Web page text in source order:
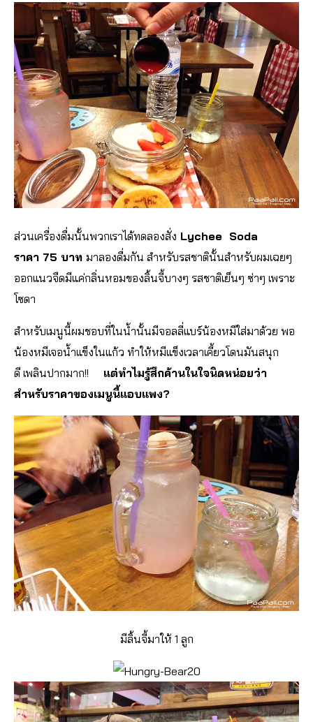
ส่วนเครื่องดื่มนั้นพวกเราได้ทดลองสั่ง Lychee Soda
ราคา 75 บาท มาลองดื่มกัน สำหรับรสชาตินั้นสำหรับผมเฉยๆ
ออกแนวจืดมีแค่กลิ่นหอมของลิ้นจี้บางๆ รสชาติเย็นๆ ซ่าๆ เพราะ
โซดา
สำหรับเมนูนี้ผมชอบที่ในน้ำนั้นมีจอลลี่แบร์น้องหมีใส่มาด้วย พอ
น้องหมีเจอน้ำแข็งในแก้ว ทำให้หมีแข็งเวลาเคี้ยวโดนมันสนุก
ดี เพลินปากมาก!!
แต่ทำไมรู้สึกค้านในใจนิดหน่อยว่า
สำหรับราคาของเมนูนี้แอบแพง?
มีลิ้นจี้มาให้ 1 ลูก